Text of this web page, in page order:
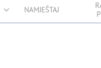
NAMJEŠTAJ